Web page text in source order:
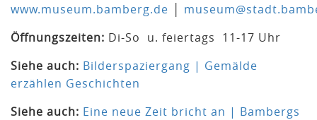
www.museum.bamberg.de
Öffnungszeiten: Di-So u. feiertags 11-17 Uhr
Siehe auch: Bilderspaziergang | Gemälde
erzählen Geschichten
Siehe auch: Eine neue Zeit bricht an | Bambergs